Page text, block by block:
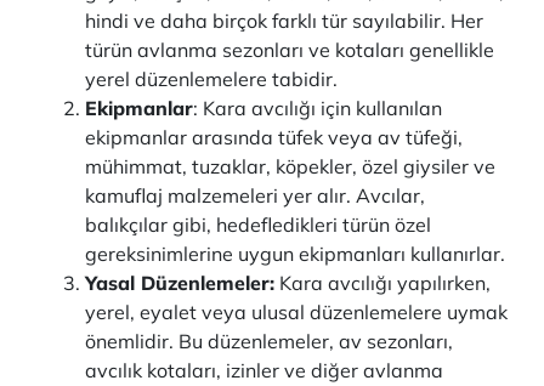
hindi ve daha birçok farklı tür sayılabilir. Her
türün avlanma sezonları ve kotaları genellikle
yerel düzenlemelere tabidir.
Ekipmanlar: Kara avcılığı için kullanılan
ekipmanlar arasında tüfek veya av tüfeği,
mühimmat, tuzaklar, köpekler, özel giysiler ve
kamuflaj malzemeleri yer alır. Avcılar,
balıkçılar gibi, hedefledikleri türün özel
gereksinimlerine uygun ekipmanları kullanırlar.
Yasal Düzenlemeler: Kara avcılığı yapılırken,
yerel, eyalet veya ulusal düzenlemelere uymak
önemlidir. Bu düzenlemeler, av sezonları,
avcılık kotaları, izinler ve diğer avlanma